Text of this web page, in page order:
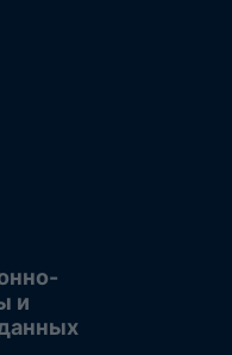
и